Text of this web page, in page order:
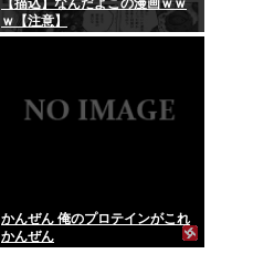
ｗ【注意】
かんぜん 俺のプロテインがこれ
かんぜん